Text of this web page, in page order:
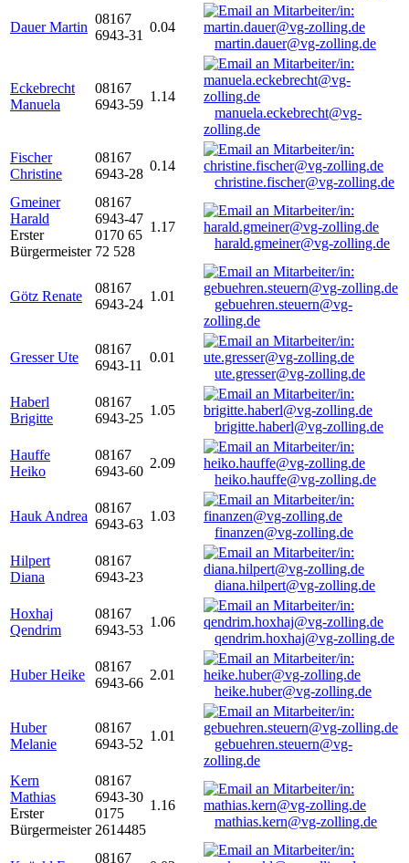
Dauer Martin
08167
6943-31
0.04
martin.dauer@vg-zolling.de
Eckebrecht
Manuela
08167
6943-59
1.14
manuela.eckebrecht@vg-
zolling.de
Fischer
Christine
08167
6943-28
0.14
christine.fischer@vg-zolling.de
Gmeiner
Harald
Erster
Bürgermeister
08167
6943-47
0170 65
72 528
1.17
harald.gmeiner@vg-zolling.de
Götz Renate
08167
6943-24
1.01
gebuehren.steuern@vg-
zolling.de
Gresser Ute
08167
6943-11
0.01
ute.gresser@vg-zolling.de
Haberl
Brigitte
08167
6943-25
1.05
brigitte.haberl@vg-zolling.de
Hauffe
Heiko
08167
6943-60
2.09
heiko.hauffe@vg-zolling.de
Hauk Andrea
08167
6943-63
1.03
finanzen@vg-zolling.de
Hilpert
Diana
08167
6943-23
diana.hilpert@vg-zolling.de
Hoxhaj
Qendrim
08167
6943-53
1.06
qendrim.hoxhaj@vg-zolling.de
Huber Heike
08167
6943-66
2.01
heike.huber@vg-zolling.de
Huber
Melanie
08167
6943-52
1.01
gebuehren.steuern@vg-
zolling.de
Kern
Mathias
Erster
Bürgermeister
08167
6943-30
0175
2614485
1.16
mathias.kern@vg-zolling.de
08167